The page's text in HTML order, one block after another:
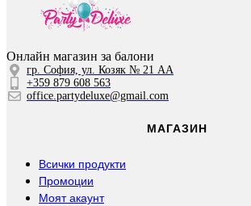
Онлайн магазин за балони
гр. София, ул. Козяк № 21 АА
+359 879 608 563
office.partydeluxe@gmail.com
МАГАЗИН
Всички продукти
Промоции
Моят акаунт